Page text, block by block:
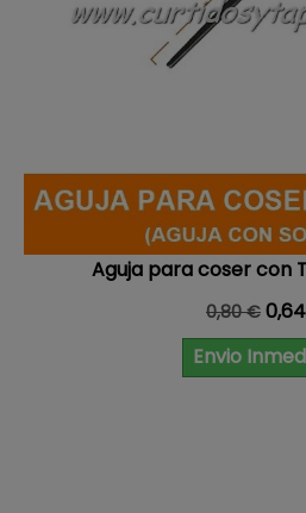
Aguja para coser con
Precio
0,80 €
Envio